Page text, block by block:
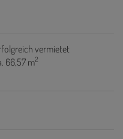
vermietet
66,57 m2